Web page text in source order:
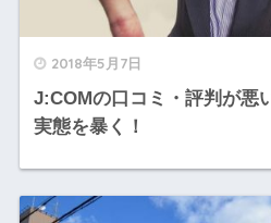
2018年5月7日
J:COMの口コミ・評判が悪
実態を暴く！